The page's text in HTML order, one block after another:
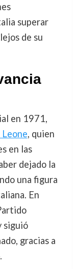
superar
de su
en 1971,
, quien
en las
dejado la
una figura
En
siguió
gracias a